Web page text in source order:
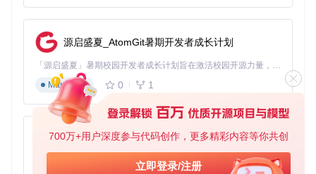
700万+用户深度参与代码创作，更多精彩内容等你共创
立即登录/注册
return fmt.Errorf("技能ID不存在: %d"
        }
if action.Condition != nil &&
,
        }
    }
return nil
四、实践指南：从零开始的使用流程
源启盛夏_AtomGit暑期开发者成长计划
「源启盛夏」暑期校园开发者成长计划旨在激活校园开源力量，通过积分激励、认证扶持、资源倾斜等形式，引导高校组织和开发者完成「入驻 — 建项目 — 做贡献 — 获认证 — 得资源」的完整闭环。无论你是想带领社团入驻平台的组织者，还是希望用代码贡献证明自己的开发者，都能在这里找到属于你的成长路径。
Markdown
0 1
py-xiaozhi
基于Python的Xiaozhi AI，适用于想要完整Xiaozhi体验而无需拥有专用硬件的用户。